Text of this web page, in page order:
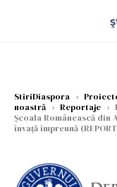
StiriDiaspora ›
noastră › Reportaje ›
Școala Românească
învață împreună